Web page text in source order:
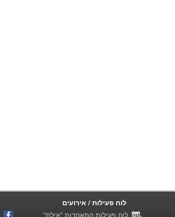
לוח פעילות / אירועים
לוח פעילות התאחדות "אילת"